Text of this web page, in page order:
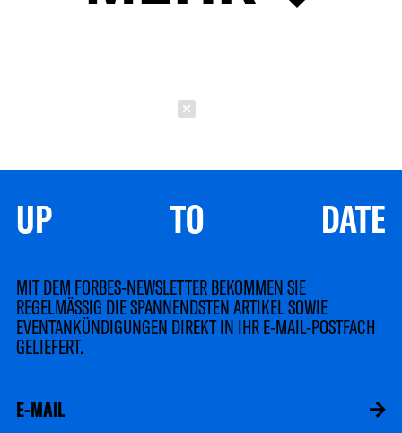
UP TO DATE
MIT DEM FORBES-NEWSLETTER BEKOMMEN SIE
REGELMÄSSIG DIE SPANNENDSTEN ARTIKEL SOWIE
EVENTANKÜNDIGUNGEN DIREKT IN IHR E-MAIL-POSTFACH
GELIEFERT.